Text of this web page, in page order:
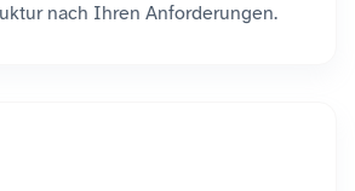
nach Ihren Anforderungen.